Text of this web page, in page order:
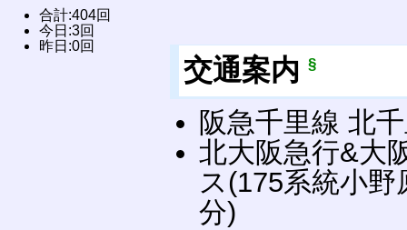
合計:404回
今日:3回
昨日:0回
交通案内§
阪急千里線 北
北大阪急行&大
ス(175系統小
分)